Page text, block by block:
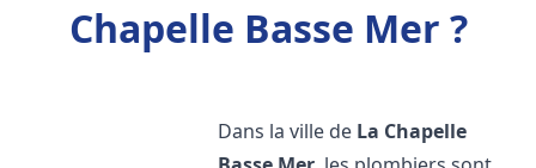
Chapelle Basse Mer ?
Dans la ville de La Chapelle